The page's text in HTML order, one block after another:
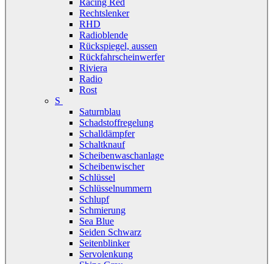
Racing Red
Rechtslenker
RHD
Radioblende
Rückspiegel, aussen
Rückfahrscheinwerfer
Riviera
Radio
Rost
S
Saturnblau
Schadstoffregelung
Schalldämpfer
Schaltknauf
Scheibenwaschanlage
Scheibenwischer
Schlüssel
Schlüsselnummern
Schlupf
Schmierung
Sea Blue
Seiden Schwarz
Seitenblinker
Servolenkung